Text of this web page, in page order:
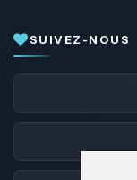
SUIVEZ-NOUS